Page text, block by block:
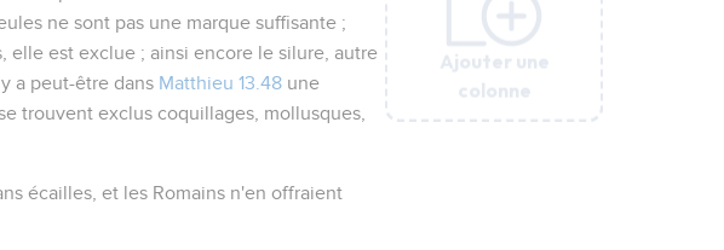
Ajouter une
colonne
ne sont pas une marque suffisante ;
elle est exclue ; ainsi encore le silure, autre
a peut-être dans Matthieu 13.48 une
trouvent exclus coquillages, mollusques,
écailles, et les Romains n'en offraient
Ajouter une
colonne
Ajouter une
colonne
Ajouter une
colonne
Ajouter une
colonne